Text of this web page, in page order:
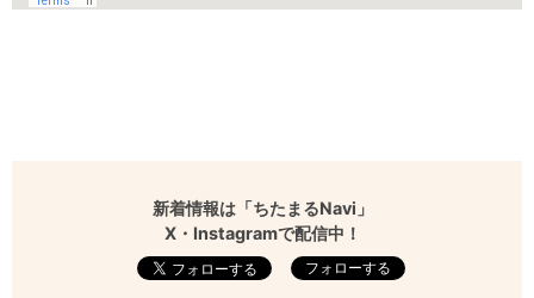
新着情報は「ちたまるNavi」
X・Instagramで配信中！
フォローする